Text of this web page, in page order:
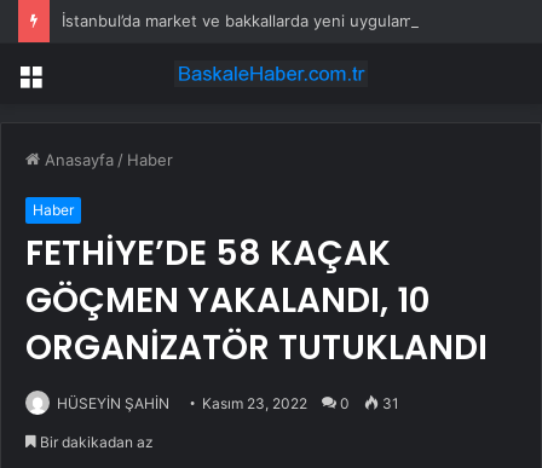
Menü
Anasayfa / Haber
Haber
FETHİYE’DE 58 KAÇAK
GÖÇMEN YAKALANDI, 10
ORGANİZATÖR TUTUKLANDI
HÜSEYİN ŞAHİN Kasım 23, 2022 0 31
Bir dakikadan az